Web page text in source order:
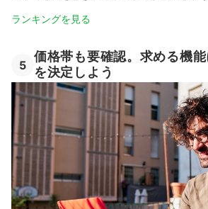
ランキングを見る
5
価格帯も要確認。求める機
を決定しよう